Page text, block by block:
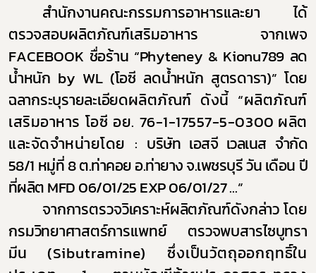
สำนักงานคณะกรรมการอาหารและยา ได้
ตรวจสอบผลิตภัณฑ์เสริมอาหาร จากเพจ
FACEBOOK ชื่อร้าน “Phyteney & Kionu789 ลด
น้ำหนัก by WL (โอซี ลดน้ำหนัก สูตรดารา)” โดย
ฉลากระบุรายละเอียดผลิตภัณฑ์ ดังนี้ “ผลิตภัณฑ์
เสริมอาหาร โอซี อย. 76-1-17557-5-0300 ผลิต
และจัดจำหน่ายโดย : บริษัท เอสจี เวลเนส จำกัด
58/1 หมู่ที่ 8 ต.ท่าคอย อ.ท่ายาง จ.เพชรบุรี วัน เดือน ปี
ที่ผลิตMFD 06/01/25 EXP 06/01/27...”
จากการตรวจวิเคราะห์ผลิตภัณฑ์ดังกล่าว โดย
กรมวิทยาศาสตร์การแพทย์ ตรวจพบสารไซบูทรา
มีน
(Sibutramine)ซึ่งเป็นวัตถุออกฤทธิ์ใน